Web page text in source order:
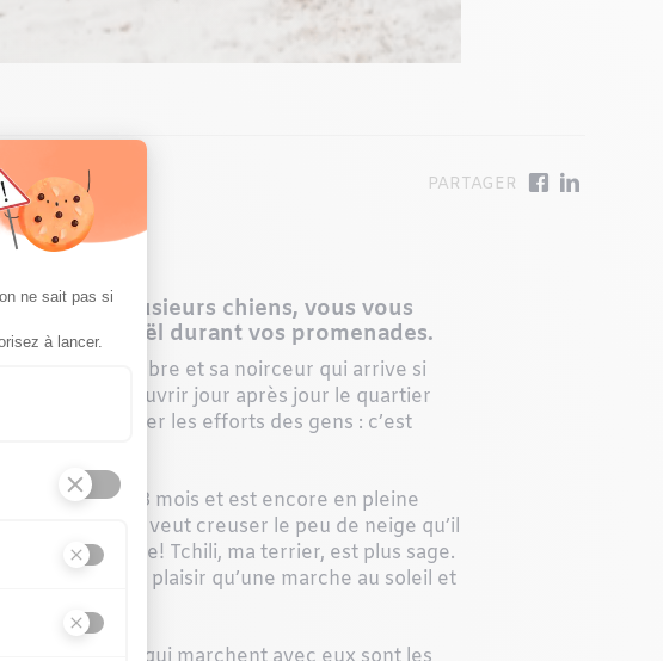
un ou plusieurs chiens, vous vous
de Noël durant vos promenades.
en novembre et sa noirceur qui arrive si
de découvrir jour après jour le quartier
souligner les efforts des gens : c’est
a seulement 18 mois et est encore en pleine
s’anime, il veut creuser le peu de neige qu’il
la joie extrême! Tchili, ma terrier, est plus sage.
ne lui fait plus plaisir qu’une marche au soleil et